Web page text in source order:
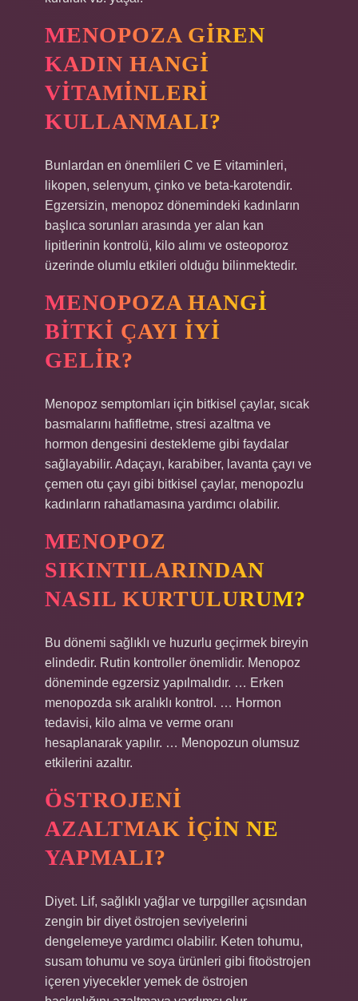
MENOPOZA GIREN
KADIN HANGI
VITAMINLERI
KULLANMALI?
Bunlardan en önemlileri C ve E vitaminleri,
likopen, selenyum, çinko ve beta-karotendir.
Egzersizin, menopoz dönemindeki kadınların
başlıca sorunları arasında yer alan kan
lipitlerinin kontrolü, kilo alımı ve osteoporoz
üzerinde olumlu etkileri olduğu bilinmektedir.
MENOPOZA HANGI
BITKI ÇAYI IYI
GELIR?
Menopoz semptomları için bitkisel çaylar, sıcak
basmalarını hafifletme, stresi azaltma ve
hormon dengesini destekleme gibi faydalar
sağlayabilir. Adaçayı, karabiber, lavanta çayı ve
çemen otu çayı gibi bitkisel çaylar, menopozlu
kadınların rahatlamasına yardımcı olabilir.
MENOPOZ
SIKINTILARINDAN
NASIL KURTULURUM?
Bu dönemi sağlıklı ve huzurlu geçirmek bireyin
elindedir. Rutin kontroller önemlidir. Menopoz
döneminde egzersiz yapılmalıdır. … Erken
menopozda sık aralıklı kontrol. … Hormon
tedavisi, kilo alma ve verme oranı
hesaplanarak yapılır. … Menopozun olumsuz
etkilerini azaltır.
ÖSTROJENI
AZALTMAK IÇIN NE
YAPMALI?
Diyet. Lif, sağlıklı yağlar ve turpgiller açısından
zengin bir diyet östrojen seviyelerini
dengelemeye yardımcı olabilir. Keten tohumu,
susam tohumu ve soya ürünleri gibi fitoöstrojen
içeren yiyecekler yemek de östrojen